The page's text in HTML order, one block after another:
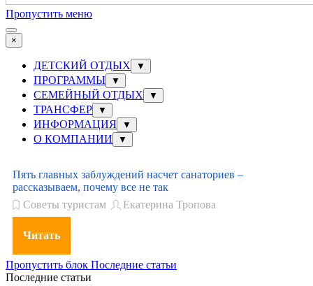
Пропустить меню
×
ДЕТСКИЙ ОТДЫХ ▼
ПРОГРАММЫ ▼
СЕМЕЙНЫЙ ОТДЫХ ▼
ТРАНСФЕР ▼
ИНФОРМАЦИЯ ▼
О КОМПАНИИ ▼
Пять главных заблуждений насчет санаториев –
рассказываем, почему все не так
Советы туристам
Екатерина Тропова
Читать
Пропустить блок Последние статьи
Последние статьи